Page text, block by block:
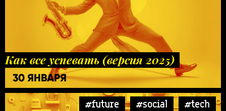
Как все успевать (версия 2025)
30 ЯНВАРЯ
#future #social #tech